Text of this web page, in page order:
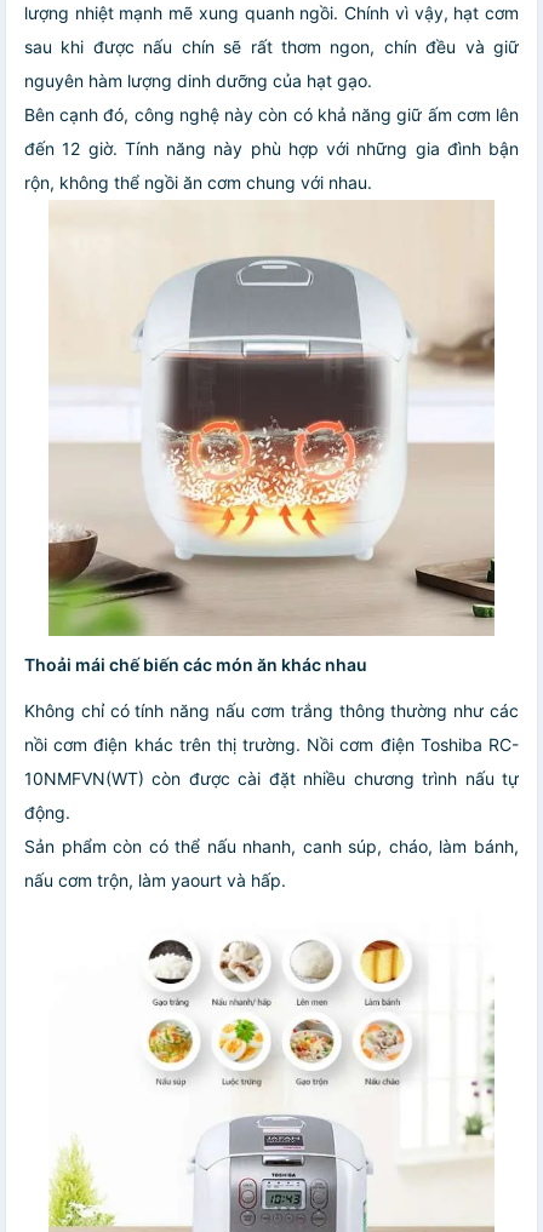
lượng nhiệt mạnh mẽ xung quanh ngồi. Chính vì vậy, hạt cơm
sau khi được nấu chín sẽ rất thơm ngon, chín đều và giữ
nguyên hàm lượng dinh dưỡng của hạt gạo.
Bên cạnh đó, công nghệ này còn có khả năng giữ ấm cơm lên
đến 12 giờ. Tính năng này phù hợp với những gia đình bận
rộn, không thể ngồi ăn cơm chung với nhau.
Thoải mái chế biến các món ăn khác nhau
Không chỉ có tính năng nấu cơm trắng thông thường như các
nồi cơm điện khác trên thị trường. Nồi cơm điện Toshiba RC-
10NMFVN(WT) còn được cài đặt nhiều chương trình nấu tự
động.
Sản phẩm còn có thể nấu nhanh, canh súp, cháo, làm bánh,
nấu cơm trộn, làm yaourt và hấp.